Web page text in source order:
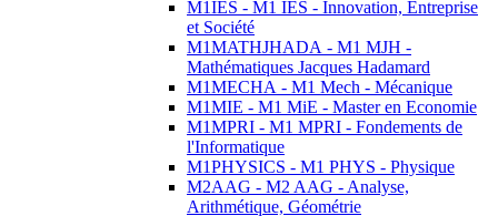
M1IES - M1 IES - Innovation, Entreprise
et Société
M1MATHJHADA - M1 MJH -
Mathématiques Jacques Hadamard
M1MECHA - M1 Mech - Mécanique
M1MIE - M1 MiE - Master en Economie
M1MPRI - M1 MPRI - Fondements de
l'Informatique
M1PHYSICS - M1 PHYS - Physique
M2AAG - M2 AAG - Analyse,
Arithmétique, Géométrie